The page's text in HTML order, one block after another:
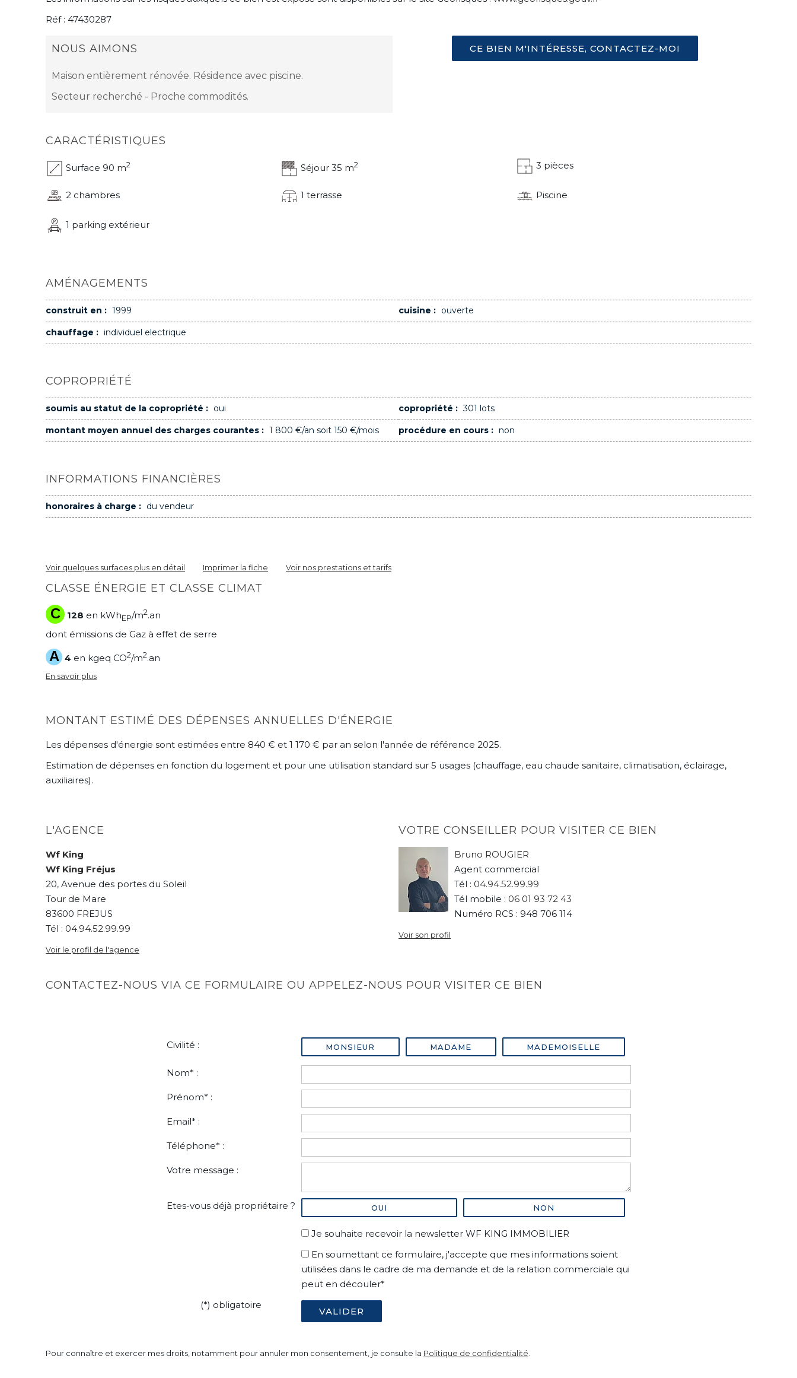
Réf : 47430287
NOUS AIMONS
Maison entièrement rénovée. Résidence avec piscine.
Secteur recherché - Proche commodités.
CE BIEN M'INTÉRESSE, CONTACTEZ-MOI
CARACTÉRISTIQUES
Surface 90 m2 Séjour 35 m2 3 pièces
2 chambres 1 terrasse Piscine
1 parking extérieur
AMÉNAGEMENTS
construit en : 1999 cuisine : ouverte
chauffage : individuel electrique
COPROPRIÉTÉ
soumis au statut de la copropriété : oui copropriété : 301 lots
montant moyen annuel des charges courantes : 1 800 €/an soit 150 €/mois procédure en cours : non
INFORMATIONS FINANCIÈRES
honoraires à charge : du vendeur
Voir quelques surfaces plus en détail Imprimer la fiche Voir nos prestations et tarifs
CLASSE ÉNERGIE ET CLASSE CLIMAT
C 128 en kWhEP/m2.an
dont émissions de Gaz à effet de serre
A 4 en kgeq CO2/m2.an
En savoir plus
MONTANT ESTIMÉ DES DÉPENSES ANNUELLES D'ÉNERGIE
Les dépenses d'énergie sont estimées entre 840 € et 1 170 € par an selon l'année de référence 2025.
Estimation de dépenses en fonction du logement et pour une utilisation standard sur 5 usages (chauffage, eau chaude sanitaire, climatisation, éclairage,
auxiliaires).
L'AGENCE
Wf King
Wf King Fréjus
20, Avenue des portes du Soleil
Tour de Mare
83600 FREJUS
Tél : 04.94.52.99.99
Voir le profil de l'agence
VOTRE CONSEILLER POUR VISITER CE BIEN
Bruno ROUGIER
Agent commercial
Tél : 04.94.52.99.99
Tél mobile : 06 01 93 72 43
Numéro RCS : 948 706 114
Voir son profil
CONTACTEZ-NOUS VIA CE FORMULAIRE OU APPELEZ-NOUS POUR VISITER CE BIEN
Civilité : MONSIEUR MADAME MADEMOISELLE
Nom* :
Prénom* :
Email* :
Téléphone* :
Votre message :
Etes-vous déjà propriétaire ? OUI NON
Je souhaite recevoir la newsletter WF KING IMMOBILIER
En soumettant ce formulaire, j'accepte que mes informations soient
utilisées dans le cadre de ma demande et de la relation commerciale qui
peut en découler*
(*) obligatoire
Pour connaître et exercer mes droits, notamment pour annuler mon consentement, je consulte la Politique de confidentialité.